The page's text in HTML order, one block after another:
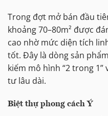
Trong đợt mở bán đầu
khoảng 70–80m² được
cao nhờ mức diện tích
tốt. Đây là dòng sản
kiếm mô hình “2 trong
tư lâu dài.
Biệt thự phong cách Ý